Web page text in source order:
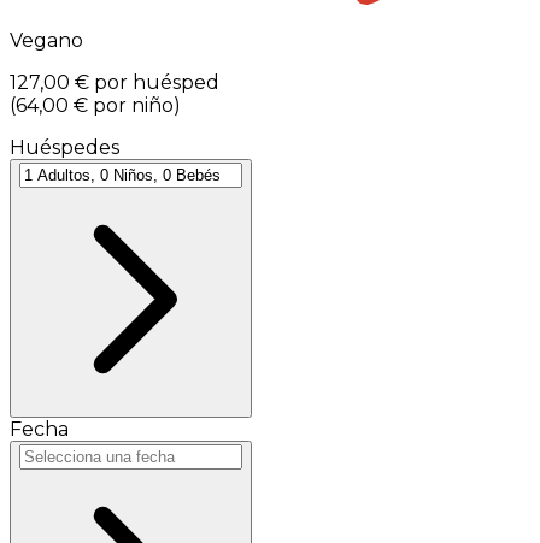
Vegano
127,00 € por huésped
(64,00 € por niño)
Huéspedes
Fecha